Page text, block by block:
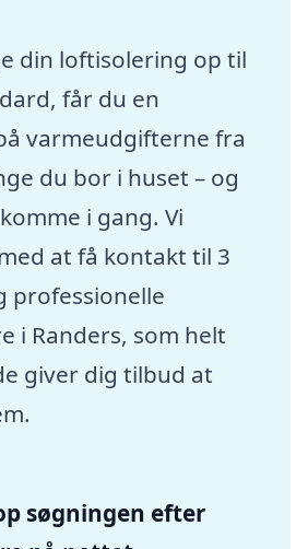
din loftisolering op til
får du en
varmeudgifterne fra
du bor i huset – og
i gang. Vi
at få kontakt til 3
professionelle
i Randers, som helt
giver dig tilbud at
søgningen efter